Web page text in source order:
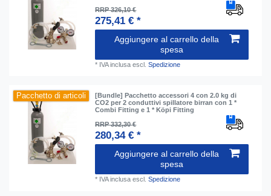
RRP 326,10 €
275,41 € *
Aggiungere al carrello della
spesa
* IVA inclusa escl.Spedizione
Pacchetto di articoli
[Bundle] Pacchetto accessori 4 con 2.0 kg di
CO2 per 2 conduttivi spillatore birran con 1 *
Combi Fitting e 1 * Köpi Fitting
RRP 332,30 €
280,34 € *
Aggiungere al carrello della
spesa
* IVA inclusa escl.Spedizione